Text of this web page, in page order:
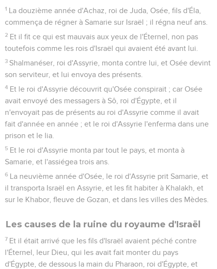
1 La douzième année d'Achaz, roi de Juda, Osée, fils d'Éla,
commença de régner à Samarie sur Israël ; il régna neuf ans.
2 Et il fit ce qui est mauvais aux yeux de l'Éternel, non pas
toutefois comme les rois d'Israël qui avaient été avant lui.
3 Shalmanéser, roi d'Assyrie, monta contre lui, et Osée devint
son serviteur, et lui envoya des présents.
4 Et le roi d'Assyrie découvrit qu'Osée conspirait ; car Osée
avait envoyé des messagers à Sô, roi d'Égypte, et il
n'envoyait pas de présents au roi d'Assyrie comme il avait
fait d'année en année ; et le roi d'Assyrie l'enferma dans une
prison et le lia.
5 Et le roi d'Assyrie monta par tout le pays, et monta à
Samarie, et l'assiégea trois ans.
6 La neuvième année d'Osée, le roi d'Assyrie prit Samarie, et
il transporta Israël en Assyrie, et les fit habiter à Khalakh, et
sur le Khabor, fleuve de Gozan, et dans les villes des Mèdes.
Les causes de la ruine du royaume d'Israël
7 Et il était arrivé que les fils d'Israël avaient péché contre
l'Éternel, leur Dieu, qui les avait fait monter du pays
d'Égypte, de dessous la main du Pharaon, roi d'Égypte, et